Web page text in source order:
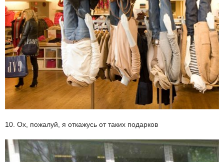
10. Ох, пожалуй, я откажусь от таких подарков